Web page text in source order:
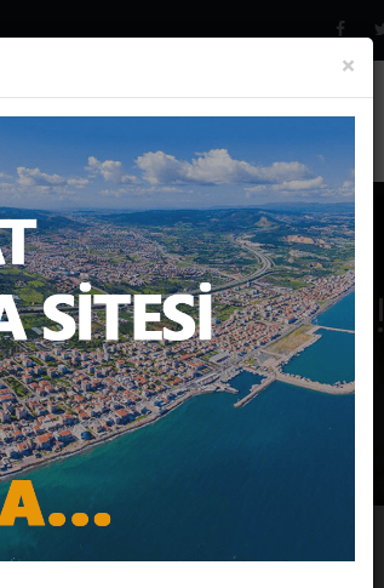
KURUMSAL PROJELER HABERLER
HERŞEY!
HERŞEY!
×